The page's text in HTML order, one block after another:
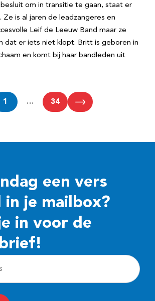
om in transitie te gaan, staat er
Ze is al jaren de leadzangeres en
Leif de Leeuw Band maar ze
dat er iets niet klopt. Britt is geboren in
en komt bij haar bandleden uit
1 … 34
een vers
in je mailbox?
in voor de